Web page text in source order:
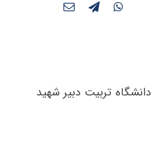
فراخوان پذیرش دانشجوی کارشناسی ارشد بدون آزمون سال تحصیلی ۹۵-۹۶ دانشگاه تربیت دبیر شهید